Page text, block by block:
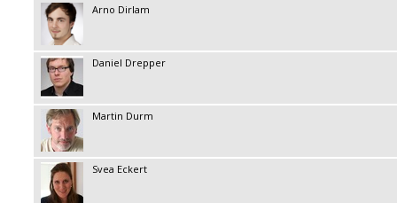
Arno Dirlam
Daniel Drepper
Martin Durm
Svea Eckert